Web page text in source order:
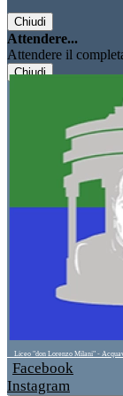
Chiudi
Attendere...
Attendere il
Chiudi
Liceo "don Lorenzo Milani" -
Facebook
Instagram